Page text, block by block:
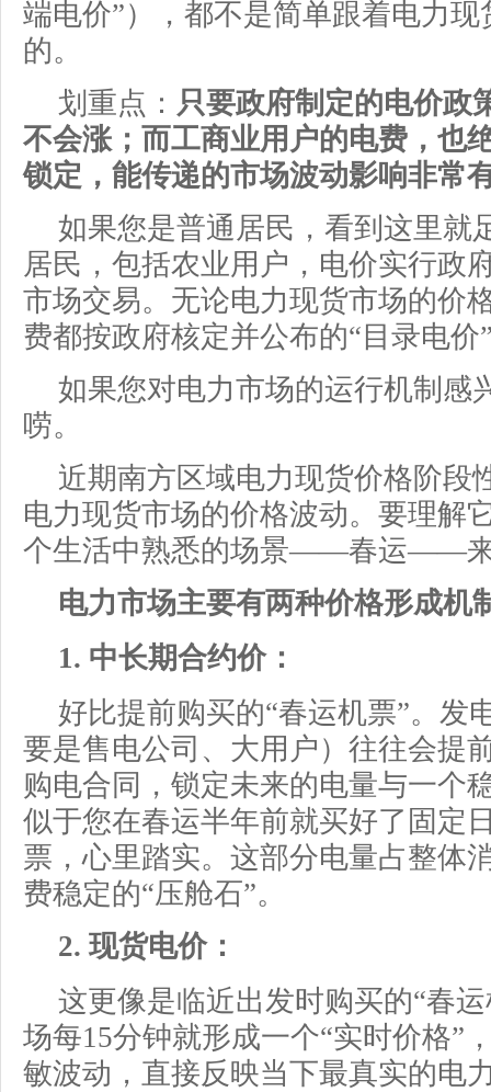
端电价”），都不是简单跟着电力
的。
划重点： 只要政府制定的电价政
不会涨；而工商业用户的电费，也
锁定，能传递的市场波动影响非常
如果您是普通居民，看到这里就
居民，包括农业用户，电价实行政
市场交易。无论电力现货市场的价
费都按政府核定并公布的“目录电
如果您对电力市场的运行机制感
唠。
近期南方区域电力现货价格阶段
电力现货市场的价格波动。要理解
个生活中熟悉的场景——春运——
电力市场主要有两种价格形成机
1. 中长期合约价：
好比提前购买的“春运机票”。发
要是售电公司、大用户）往往会提
购电合同，锁定未来的电量与一个
似于您在春运半年前就买好了固定
票，心里踏实。这部分电量占整体
费稳定的“压舱石”。
2. 现货电价：
这更像是临近出发时购买的“春
场每15分钟就形成一个“实时价格”
敏波动，直接反映当下最真实的电